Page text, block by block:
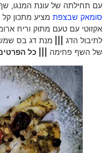
עם תחילתה של עונת המנגו, שף
סומאק שבצפתמציע מתכון קל
אקזוטי עם טעם מתוק וריח
לתיבול הדג|||
מנת דג בס
של השף פחימה||| כל הפרטים